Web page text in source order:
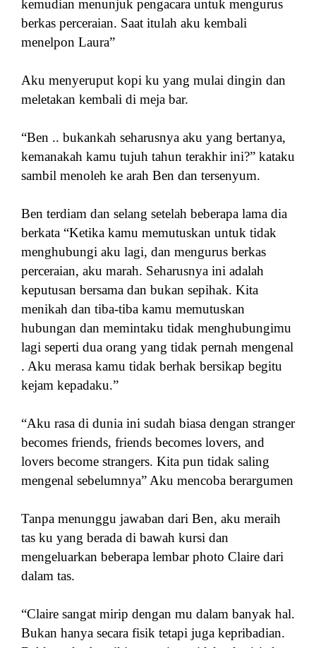
kemudian menunjuk pengacara untuk mengurus
berkas perceraian. Saat itulah aku kembali
menelpon Laura”
Aku menyeruput kopi ku yang mulai dingin dan
meletakan kembali di meja bar.
“Ben .. bukankah seharusnya aku yang bertanya,
kemanakah kamu tujuh tahun terakhir ini?” kataku
sambil menoleh ke arah Ben dan tersenyum.
Ben terdiam dan selang setelah beberapa lama dia
berkata “Ketika kamu memutuskan untuk tidak
menghubungi aku lagi, dan mengurus berkas
perceraian, aku marah. Seharusnya ini adalah
keputusan bersama dan bukan sepihak. Kita
menikah dan tiba-tiba kamu memutuskan
hubungan dan memintaku tidak menghubungimu
lagi seperti dua orang yang tidak pernah mengenal
. Aku merasa kamu tidak berhak bersikap begitu
kejam kepadaku.”
“Aku rasa di dunia ini sudah biasa dengan stranger
becomes friends, friends becomes lovers, and
lovers become strangers. Kita pun tidak saling
mengenal sebelumnya” Aku mencoba berargumen
Tanpa menunggu jawaban dari Ben, aku meraih
tas ku yang berada di bawah kursi dan
mengeluarkan beberapa lembar photo Claire dari
dalam tas.
“Claire sangat mirip dengan mu dalam banyak hal.
Bukan hanya secara fisik tetapi juga kepribadian.